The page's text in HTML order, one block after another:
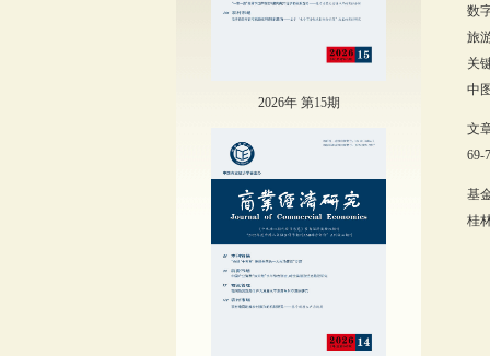
2026年 第15期
数
旅
关
中
文
69-
基
桂